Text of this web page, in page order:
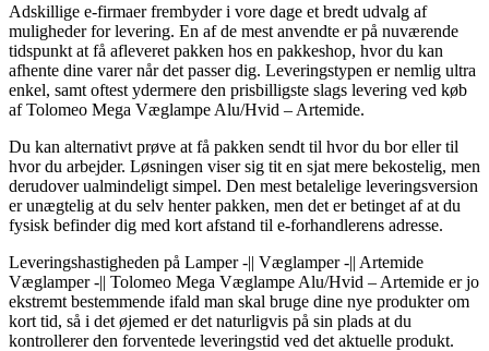
Adskillige e-firmaer frembyder i vore dage et bredt udvalg af
muligheder for levering. En af de mest anvendte er på nuværende
tidspunkt at få afleveret pakken hos en pakkeshop, hvor du kan
afhente dine varer når det passer dig. Leveringstypen er nemlig ultra
enkel, samt oftest ydermere den prisbilligste slags levering ved køb
af Tolomeo Mega Væglampe Alu/Hvid – Artemide.
Du kan alternativt prøve at få pakken sendt til hvor du bor eller til
hvor du arbejder. Løsningen viser sig tit en sjat mere bekostelig, men
derudover ualmindeligt simpel. Den mest betalelige leveringsversion
er unægtelig at du selv henter pakken, men det er betinget af at du
fysisk befinder dig med kort afstand til e-forhandlerens adresse.
Leveringshastigheden på Lamper -|| Væglamper -|| Artemide
Væglamper -|| Tolomeo Mega Væglampe Alu/Hvid – Artemide er jo
ekstremt bestemmende ifald man skal bruge dine nye produkter om
kort tid, så i det øjemed er det naturligvis på sin plads at du
kontrollerer den forventede leveringstid ved det aktuelle produkt.